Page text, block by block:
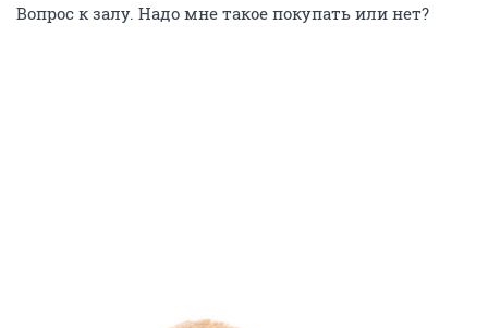
Вопрос к залу. Надо мне такое покупать или нет?